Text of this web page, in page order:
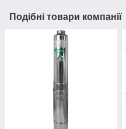
Подібні товари компанії